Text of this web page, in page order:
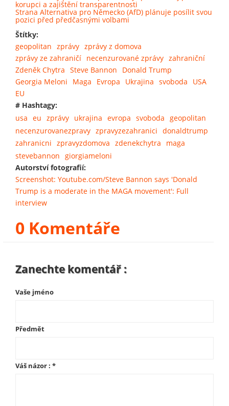
korupci a zajištění transparentnosti
Strana Alternativa pro Německo (AfD) plánuje posílit svou
pozici před předčasnými volbami
Štítky:
geopolitan zprávy zprávy z domova
zprávy ze zahraničí necenzurované zprávy zahraniční
Zdeněk Chytra Steve Bannon
Donald Trump
Georgia Meloni
Maga Evropa Ukrajina svoboda
USA
EU
# Hashtagy:
usa eu zprávy ukrajina evropa svoboda geopolitan
necenzurovanezpravy zpravyzezahranici donaldtrump
zahranicni zpravyzdomova zdenekchytra
maga
stevebannon giorgiameloni
Autorství fotografií:
Screenshot: Youtube.com/Steve Bannon says 'Donald
Trump is a moderate in the MAGA movement': Full
interview
0 Komentáře
Zanechte komentář :
Vaše jméno
Předmět
Váš názor : *